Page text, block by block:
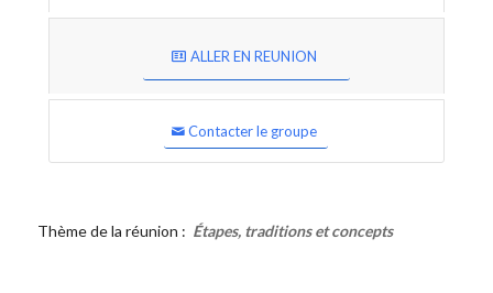
ALLER EN REUNION
Contacter le groupe
Thème de la réunion : Étapes, traditions et concepts